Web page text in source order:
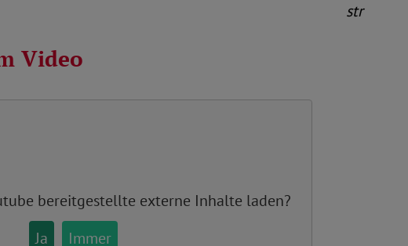
str
Video
bereitgestellte externe Inhalte laden?
Ja
Immer